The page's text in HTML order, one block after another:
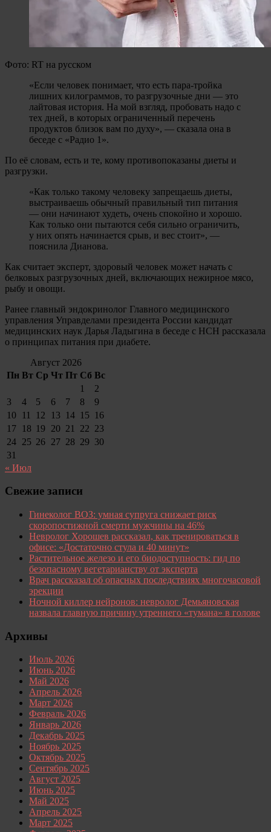
Фото: RT на русском
«Если человек понимает, что есть пара-тройка
лишних килограммов, то разгрузочные дни — это
лайтовая история. На мой взгляд, пробовать надо с
тех дней, в которых ограниченный перечень
продуктов близок вам по духу», — сказала она в
беседе с «Радио 1».
По её словам, есть и те, кому противопоказаны диеты и
разгрузки.
«Как только такому человеку запрещаешь диеты,
выстраиваешь обычный правильный тип питания
— они начинают худеть, очень спокойно и хорошо.
Как только они пытаются себя сильно ограничить,
у них опять начинается срыв, и вес стоит», —
пояснила Дианова.
Как считает эксперт, здоровый человек может начать с
белковых разгрузочных дней, включающих нежирное мясо,
рыбу и овощи.
Ранее главный эндокринолог Главного медицинского
управления Управделами президента России кандидат
медицинских наук Дарья Ладыгина в беседе с НСН рассказала
о принципах питания при диабете.
Август 2026
Пн Вт Ср Чт Пт Сб Вс
1
2
3
4 5 6 7 8
9
10
11 12 13 14 15
16
17
18 19 20 21 22 23
24 25 26 27 28 29 30
31
« Июл
Свежие записи
Гинеколог ВОЗ: умная супруга снижает риск
скоропостижной смерти мужчины на 46%
Невролог Хорошев рассказал, как тренироваться в
офисе: «Достаточно стула и 40 минут»
Растительное железо и его биодоступность: гид по
безопасному вегетарианству от эксперта
Врач рассказал об опасных последствиях многочасовой
эрекции
Ночной киллер нейронов: невролог Демьяновская
назвала главную причину утреннего «тумана» в голове
Архивы
Июль 2026
Июнь 2026
Май 2026
Апрель 2026
Март 2026
Февраль 2026
Январь 2026
Декабрь 2025
Ноябрь 2025
Октябрь 2025
Сентябрь 2025
Август 2025
Июнь 2025
Май 2025
Апрель 2025
Март 2025